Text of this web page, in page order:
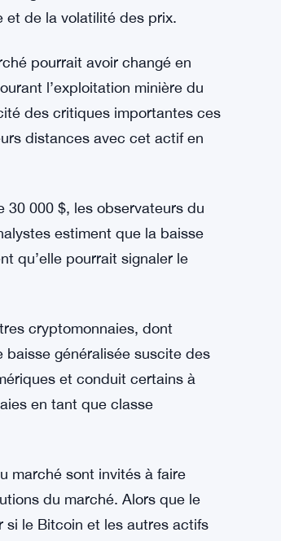
ont également joué
concernant l’exploitation
généré de l’incertitude sur le
pourrait avoir changé en
l’exploitation minière du
des critiques importantes ces
000 $, les observateurs du
estiment que la baisse
qu’elle pourrait signaler le
cryptomonnaies, dont
généralisée suscite des